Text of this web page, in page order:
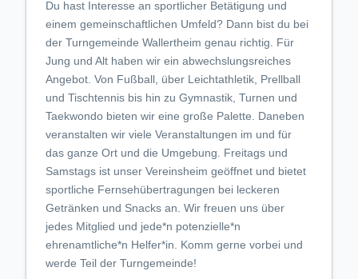
Du hast Interesse an sportlicher Betätigung und
einem gemeinschaftlichen Umfeld? Dann bist du bei
der Turngemeinde Wallertheim genau richtig. Für
Jung und Alt haben wir ein abwechslungsreiches
Angebot. Von Fußball, über Leichtathletik, Prellball
und Tischtennis bis hin zu Gymnastik, Turnen und
Taekwondo bieten wir eine große Palette. Daneben
veranstalten wir viele Veranstaltungen im und für
das ganze Ort und die Umgebung. Freitags und
Samstags ist unser Vereinsheim geöffnet und bietet
sportliche Fernsehübertragungen bei leckeren
Getränken und Snacks an. Wir freuen uns über
jedes Mitglied und jede*n potenzielle*n
ehrenamtliche*n Helfer*in. Komm gerne vorbei und
werde Teil der Turngemeinde!